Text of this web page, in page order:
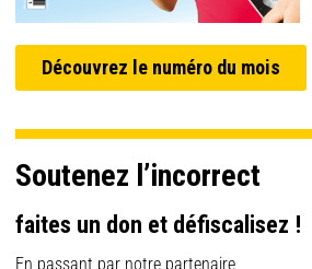
Découvrez le numéro du mois
Soutenez l’incorrect
faites un don et défiscalisez !
En passant par notre partenaire